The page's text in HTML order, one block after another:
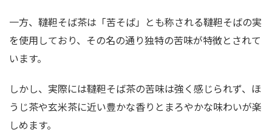
一方、韃靼そば茶は「苦そば」とも称される韃靼そばの実
を使用しており、その名の通り独特の苦味が特徴とされて
います。
しかし、実際には韃靼そば茶の苦味は強く感じられず、ほ
うじ茶や玄米茶に近い豊かな香りとまろやかな味わいが楽
しめます。